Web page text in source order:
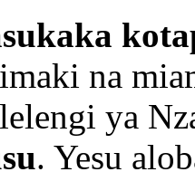
na
ya
. Yesu